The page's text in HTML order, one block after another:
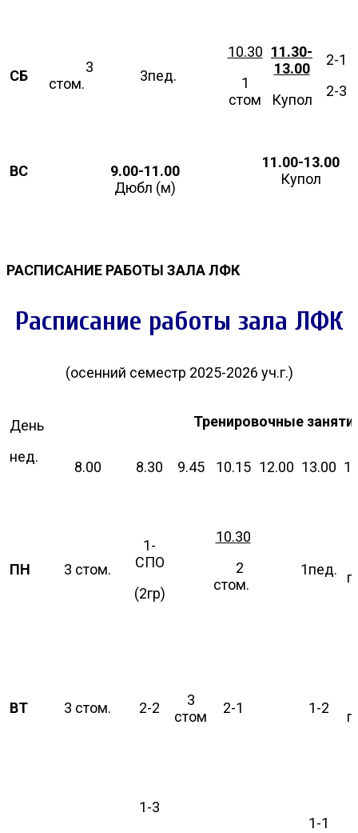
СБ
3
стом.
3пед.
10.30
1
стом
11.30-
13.00
Купол
2-1
2-3
ВС
9.00-11.00
Дюбл (м)
11.00-13.00
Купол
РАСПИСАНИЕ РАБОТЫ ЗАЛА ЛФК
Расписание работы зала ЛФК
(осенний семестр 2025-2026 уч.г.)
День
нед.
Тренировочные
8.00 8.30 9.45 10.15 12.00 13.00
ПН 3 стом.
1-
СПО
(2гр)
10.30
2
стом.
1пед.
ВТ 3 стом. 2-2
3
стом
2-1 1-2
1-3
1-1